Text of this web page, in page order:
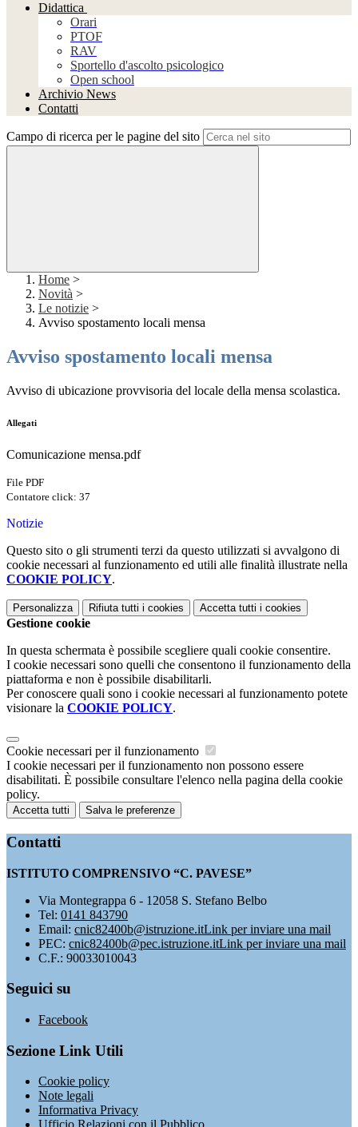
Didattica
Orari
PTOF
RAV
Sportello d'ascolto psicologico
Open school
Archivio News
Contatti
Campo di ricerca per le pagine del sito
Home >
Novità >
Le notizie >
Avviso spostamento locali mensa
Avviso spostamento locali mensa
Avviso di ubicazione provvisoria del locale della mensa scolastica.
Allegati
Comunicazione mensa.pdf
File PDF
Contatore click: 37
Notizie
Questo sito o gli strumenti terzi da questo utilizzati si avvalgono di
cookie necessari al funzionamento ed utili alle finalità illustrate nella
COOKIE POLICY.
Personalizza Rifiuta tutti i cookies Accetta tutti i cookies
Gestione cookie
In questa schermata è possibile scegliere quali cookie consentire.
I cookie necessari sono quelli che consentono il funzionamento della
piattaforma e non è possibile disabilitarli.
Per conoscere quali sono i cookie necessari al funzionamento potete
visionare la COOKIE POLICY.
Cookie necessari per il funzionamento
I cookie necessari per il funzionamento non possono essere
disabilitati. È possibile consultare l'elenco nella pagina della cookie
policy.
Accetta tutti Salva le preferenze
Contatti
ISTITUTO COMPRENSIVO “C. PAVESE”
Via Montegrappa 6 - 12058 S. Stefano Belbo
Tel: 0141 843790
Email: cnic82400b@istruzione.itLink per inviare una mail
PEC: cnic82400b@pec.istruzione.itLink per inviare una mail
C.F.: 90033010043
Seguici su
Facebook
Sezione Link Utili
Cookie policy
Note legali
Informativa Privacy